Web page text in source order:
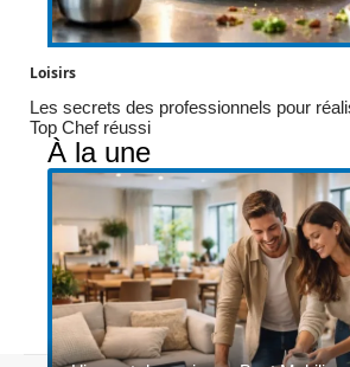
Loisirs
Les secrets des professionnels pour
Top Chef réussi
À la une